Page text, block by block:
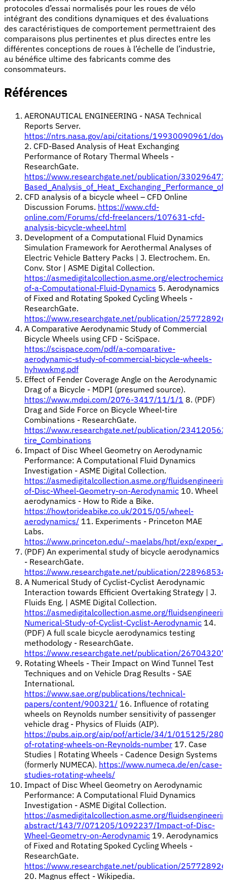
protocoles d’essai normalisés pour les roues de vélo
intégrant des conditions dynamiques et des évaluations
des caractéristiques de comportement permettraient des
comparaisons plus pertinentes et plus directes entre les
différentes conceptions de roues à l’échelle de l’industrie,
au bénéfice ultime des fabricants comme des
consommateurs.
Références
AERONAUTICAL ENGINEERING - NASA Technical
Reports Server.
https://ntrs.nasa.gov/api/citations/19930090961/
2. CFD-Based Analysis of Heat Exchanging
Performance of Rotary Thermal Wheels -
ResearchGate.
https://www.researchgate.net/publication/
CFD analysis of a bicycle wheel – CFD Online
Discussion Forums. https://www.cfd-
online.com/Forums/cfd-freelancers/107631-cfd-
analysis-bicycle-wheel.html
Development of a Computational Fluid Dynamics
Simulation Framework for Aerothermal Analyses of
Electric Vehicle Battery Packs | J. Electrochem. En.
Conv. Stor | ASME Digital Collection.
https://asmedigitalcollection.asme.org/
of-a-Computational-Fluid-Dynamics 5. Aerodynamics
of Fixed and Rotating Spoked Cycling Wheels -
ResearchGate.
https://www.researchgate.net/publication/
A Comparative Aerodynamic Study of Commercial
Bicycle Wheels using CFD - SciSpace.
https://scispace.com/pdf/a-comparative-
aerodynamic-study-of-commercial-bicycle-wheels-
hyhwwkmg.pdf
Effect of Fender Coverage Angle on the Aerodynamic
Drag of a Bicycle - MDPI (presumed source).
https://www.mdpi.com/2076-3417/11/1/1 8. (PDF)
Drag and Side Force on Bicycle Wheel-tire
Combinations - ResearchGate.
https://www.researchgate.net/publication/
tire_Combinations
Impact of Disc Wheel Geometry on Aerodynamic
Performance: A Computational Fluid Dynamics
Investigation - ASME Digital Collection.
https://asmedigitalcollection.asme.org/
of-Disc-Wheel-Geometry-on-Aerodynamic 10. Wheel
aerodynamics - How to Ride a Bike.
https://howtorideabike.co.uk/2015/05/wheel-
aerodynamics/ 11. Experiments - Princeton MAE
Labs.
https://www.princeton.edu/~maelabs/hpt/exp/
(PDF) An experimental study of bicycle aerodynamics
- ResearchGate.
https://www.researchgate.net/publication/
A Numerical Study of Cyclist-Cyclist Aerodynamic
Interaction towards Efficient Overtaking Strategy | J.
Fluids Eng. | ASME Digital Collection.
https://asmedigitalcollection.asme.org/
Numerical-Study-of-Cyclist-Cyclist-Aerodynamic 14.
(PDF) A full scale bicycle aerodynamics testing
methodology - ResearchGate.
https://www.researchgate.net/publication/
Rotating Wheels - Their Impact on Wind Tunnel Test
Techniques and on Vehicle Drag Results - SAE
International.
https://www.sae.org/publications/technical-
papers/content/900321/ 16. Influence of rotating
wheels on Reynolds number sensitivity of passenger
vehicle drag - Physics of Fluids (AIP).
https://pubs.aip.org/aip/pof/article/34/1/015125/
of-rotating-wheels-on-Reynolds-number 17. Case
Studies | Rotating Wheels - Cadence Design Systems
(formerly NUMECA). https://www.numeca.de/en/case-
studies-rotating-wheels/
Impact of Disc Wheel Geometry on Aerodynamic
Performance: A Computational Fluid Dynamics
Investigation - ASME Digital Collection.
https://asmedigitalcollection.asme.org/
abstract/143/7/071205/1092237/Impact-of-Disc-
Wheel-Geometry-on-Aerodynamic 19. Aerodynamics
of Fixed and Rotating Spoked Cycling Wheels -
ResearchGate.
https://www.researchgate.net/publication/
20. Magnus effect - Wikipedia.